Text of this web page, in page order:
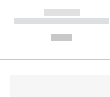
------------
----------- ----------- --------